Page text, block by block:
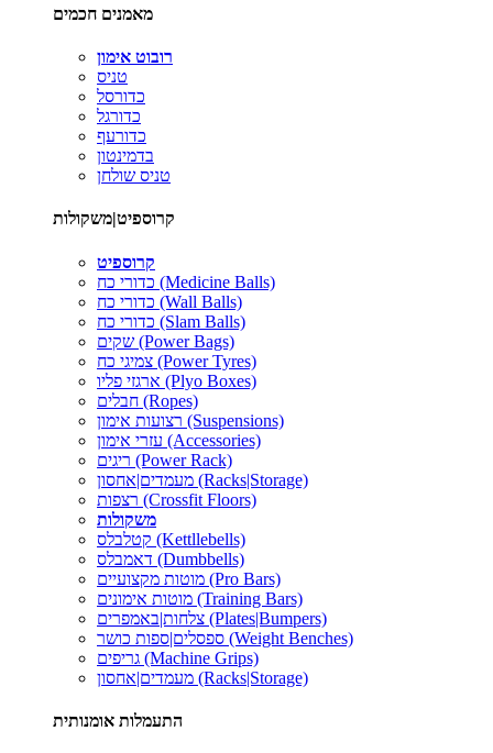
מאמנים חכמים
רובוט אימון
טניס
כדורסל
כדורגל
כדורעף
בדמינטון
טניס שולחן
קרוספיט|משקולות
קרוספיט
כדורי כח (Medicine Balls)
כדורי כח (Wall Balls)
כדורי כח (Slam Balls)
שקים (Power Bags)
צמיגי כח (Power Tyres)
ארגזי פליו (Plyo Boxes)
חבלים (Ropes)
רצועות אימון (Suspensions)
עזרי אימון (Accessories)
ריגים (Power Rack)
מעמדים|אחסון (Racks|Storage)
רצפות (Crossfit Floors)
משקולות
קטלבלס (Kettllebells)
דאמבלס (Dumbbells)
מוטות מקצועיים (Pro Bars)
מוטות אימונים (Training Bars)
צלחות|באמפרים (Plates|Bumpers)
ספסלים|ספות כושר (Weight Benches)
גריפים (Machine Grips)
מעמדים|אחסון (Racks|Storage)
התעמלות אומנותית